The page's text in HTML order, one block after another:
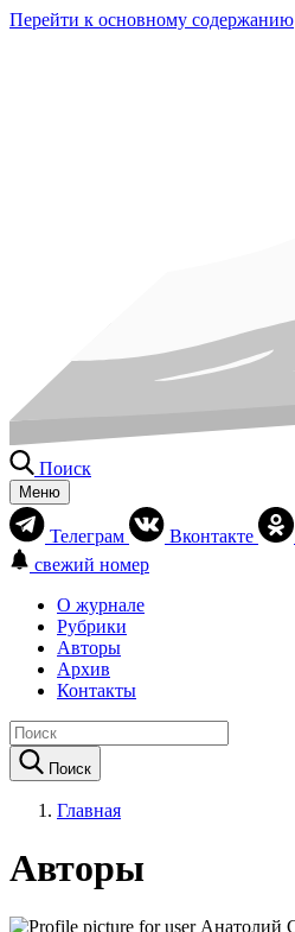
Перейти к основному содержанию
Поиск
Меню
Телеграм Вконтакте
свежий номер
О журнале
Рубрики
Авторы
Архив
Контакты
Поиск
Главная
Авторы